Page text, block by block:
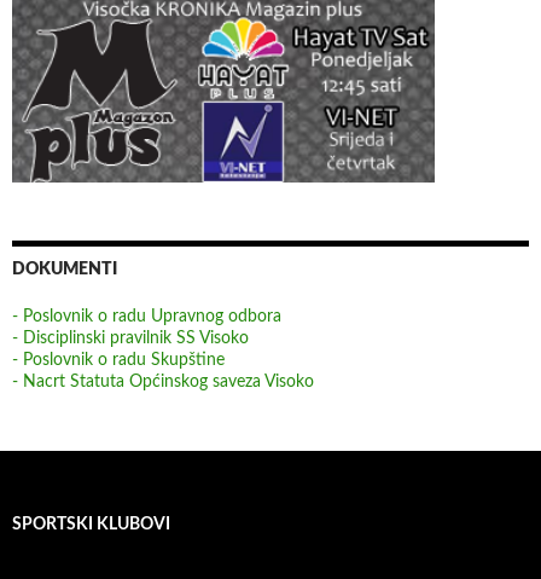
DOKUMENTI
- Poslovnik o radu Upravnog odbora
- Disciplinski pravilnik SS Visoko
- Poslovnik o radu Skupštine
- Nacrt Statuta Općinskog saveza Visoko
SPORTSKI KLUBOVI